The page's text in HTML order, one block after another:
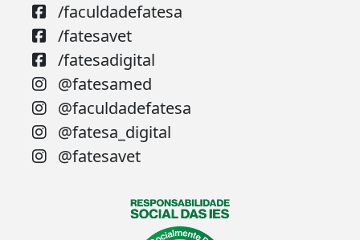
/faculdadefatesa
/fatesavet
/fatesadigital
@fatesamed
@faculdadefatesa
@fatesa_digital
@fatesavet